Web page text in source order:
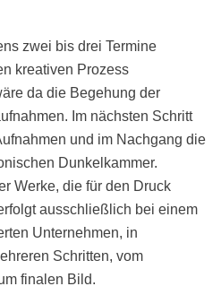
zwei bis drei Termine
kreativen Prozess
da die Begehung der
Im nächsten Schritt
und im Nachgang die
Dunkelkammer.
Werke, die für den Druck
ausschließlich bei einem
Unternehmen, in
Schritten, vom
finalen Bild.